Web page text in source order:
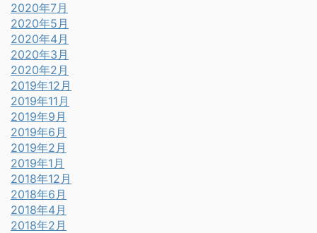
2020年7月
2020年5月
2020年4月
2020年3月
2020年2月
2019年12月
2019年11月
2019年9月
2019年6月
2019年2月
2019年1月
2018年12月
2018年6月
2018年4月
2018年2月